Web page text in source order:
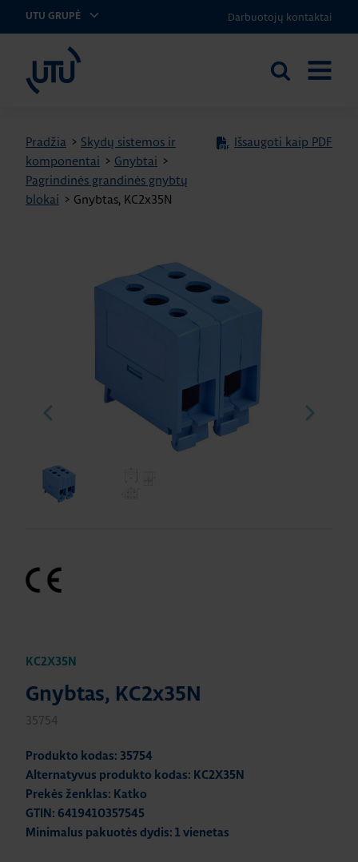
UTU GRUPĖ Darbuotojų kontaktai
UTU Lithuania
Ieškoti
Pradžia > Skydų sistemos ir
komponentai > Gnybtai >
Pagrindinės grandinės gnybtų
blokai > Gnybtas, KC2x35N
Išsaugoti kaip PDF
KC2X35N
Gnybtas, KC2x35N
35754
Produkto kodas: 35754
Alternatyvus produkto kodas: KC2X35N
Prekės ženklas: Katko
GTIN: 6419410357545
Minimalus pakuotės dydis: 1 vienetas